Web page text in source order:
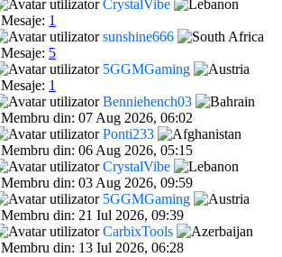
CrystalVibe
Mesaje: 1
sunshine666
Mesaje: 5
5GGMGaming
Mesaje: 1
Benniehench03
Membru din: 07 Aug 2026, 06:02
Ponti233
Membru din: 06 Aug 2026, 05:15
CrystalVibe
Membru din: 03 Aug 2026, 09:59
5GGMGaming
Membru din: 21 Iul 2026, 09:39
CarbixTools
Membru din: 13 Iul 2026, 06:28